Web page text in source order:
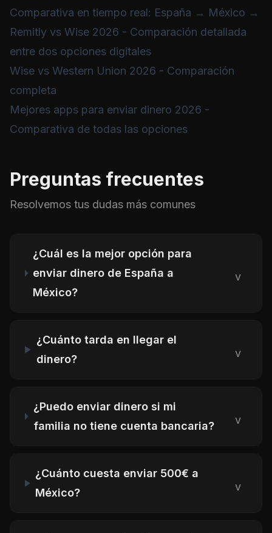
Comparativa en tiempo real: España → México →
Remitly vs Wise 2026 - Comparación detallada
entre dos opciones digitales
Wise vs Western Union 2026 - Comparación
completa
Mejores apps para enviar dinero 2026 -
Comparativa de todas las opciones
Preguntas frecuentes
Resolvemos tus dudas más comunes
¿Cuál es la mejor opción para
enviar dinero de España a
México?
v
¿Cuánto tarda en llegar el
dinero?
v
¿Puedo enviar dinero si mi
familia no tiene cuenta bancaria?
v
¿Cuánto cuesta enviar 500€ a
México?
v